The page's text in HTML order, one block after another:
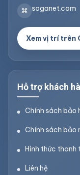
⌘ soganet.com
Xem vị trí trên
Hỗ trợ khách
Chính sách bảo
Chính sách bảo
Hình thức thanh
Liên hệ